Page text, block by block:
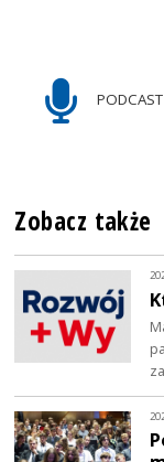
Zobacz także